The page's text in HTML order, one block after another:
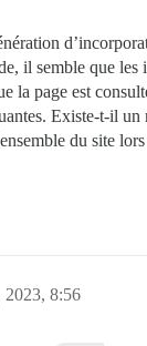
il semble que les
la page est
Existe-t-il un
du site
2023, 8:56